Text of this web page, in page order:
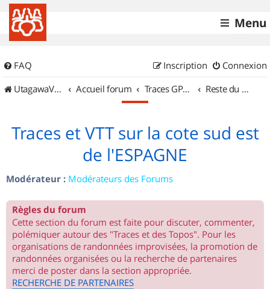
Menu
FAQ Connexion
Inscription
UtagawaVTT (Randos VTT et VTTAE avec traces GPS)
Accueil forum Traces GPS de randos VTT Reste du monde
Traces et VTT sur la cote sud est
de l'ESPAGNE
Modérateur : Modérateurs des Forums
Règles du forum
Cette section du forum est faite pour discuter, commenter,
polémiquer autour des "Traces et des Topos". Pour les
organisations de randonnées improvisées, la promotion de
randonnées organisées ou la recherche de partenaires
merci de poster dans la section appropriée.
RECHERCHE DE PARTENAIRES